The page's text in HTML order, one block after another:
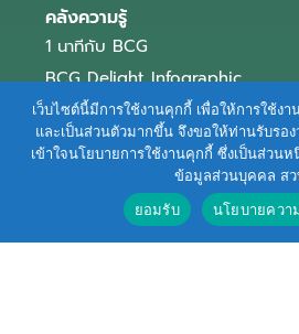
คลังความรู้
1 นาทีกับ BCG
BCG Delight Infographic
สื่อประชาสัมพันธ์
e-Book Series
ตัวอย่างธุรกิจ BCG
ข่าวและบทความ
เว็บไซต์นี้มีการใช้งานคุกกี้ เพื่อให้การใช้งา
และเป็นส่วนตัวมากขึ้น จึงขอให้ท่านรับรอ
เข้าใจนโยบายการใช้งานคุกกี้ ซึ่งเป็นส่วน
ข้อมูลส่วนบุคคล ส
ยอมรับ
นโยบายควา